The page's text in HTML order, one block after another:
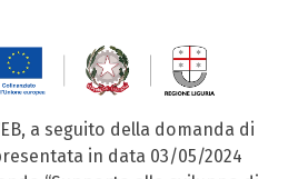
a seguito della domanda di
in data 03/05/2024